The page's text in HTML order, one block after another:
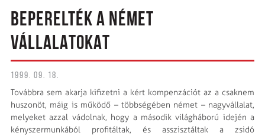
BEPERELTÉK A NÉMET
VÁLLALATOKAT
1999. 09. 18.
Továbbra sem akarja kifizetni a kért kompenzációt az a csaknem
huszonöt, máig is működő – többségében német – nagyvállalat,
melyeket azzal vádolnak, hogy a második világháború idején a
kényszermunkából profitáltak, és asszisztáltak a zsidó